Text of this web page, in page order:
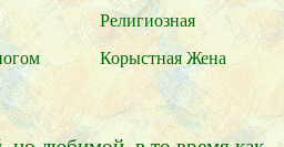
Религиозная
Корыстная Жена